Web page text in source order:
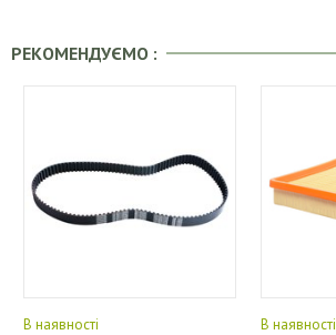
РЕКОМЕНДУЄМО :
В наявності В наявності